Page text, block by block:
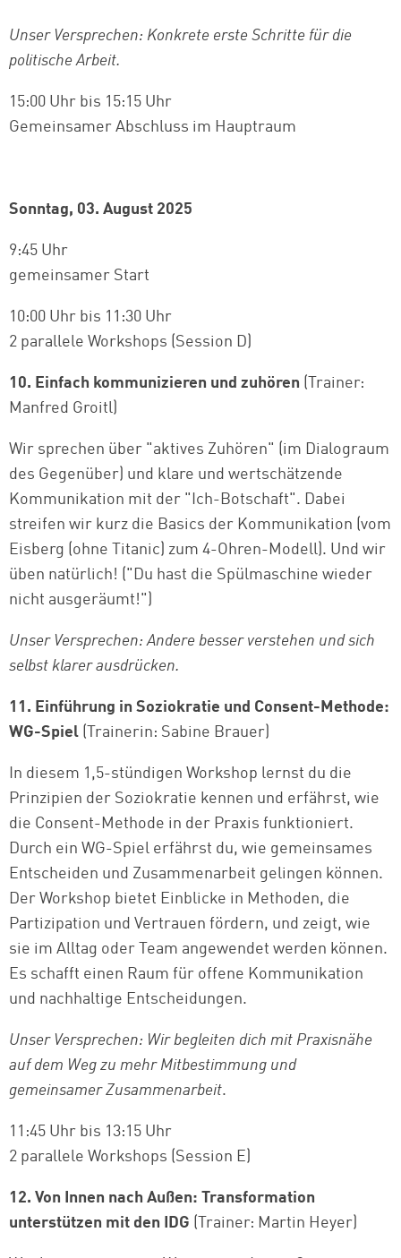
Unser Versprechen: Konkrete erste Schritte für die
politische Arbeit.
15:00 Uhr bis 15:15 Uhr
Gemeinsamer Abschluss im Hauptraum
Sonntag, 03. August 2025
9:45 Uhr
gemeinsamer Start
10:00 Uhr bis 11:30 Uhr
2 parallele Workshops (Session D)
10. Einfach kommunizieren und zuhören (Trainer:
Manfred Groitl)
Wir sprechen über "aktives Zuhören" (im Dialograum
des Gegenüber) und klare und wertschätzende
Kommunikation mit der "Ich-Botschaft". Dabei
streifen wir kurz die Basics der Kommunikation (vom
Eisberg (ohne Titanic) zum 4-Ohren-Modell). Und wir
üben natürlich! ("Du hast die Spülmaschine wieder
nicht ausgeräumt!")
Unser Versprechen: Andere besser verstehen und sich
selbst klarer ausdrücken.
11. Einführung in Soziokratie und Consent-Methode:
WG-Spiel (Trainerin: Sabine Brauer)
In diesem 1,5-stündigen Workshop lernst du die
Prinzipien der Soziokratie kennen und erfährst, wie
die Consent-Methode in der Praxis funktioniert.
Durch ein WG-Spiel erfährst du, wie gemeinsames
Entscheiden und Zusammenarbeit gelingen können.
Der Workshop bietet Einblicke in Methoden, die
Partizipation und Vertrauen fördern, und zeigt, wie
sie im Alltag oder Team angewendet werden können.
Es schafft einen Raum für offene Kommunikation
und nachhaltige Entscheidungen.
Unser Versprechen: Wir begleiten dich mit Praxisnähe
auf dem Weg zu mehr Mitbestimmung und
gemeinsamer Zusammenarbeit.
11:45 Uhr bis 13:15 Uhr
2 parallele Workshops (Session E)
12. Von Innen nach Außen: Transformation
unterstützen mit den IDG (Trainer: Martin Heyer)